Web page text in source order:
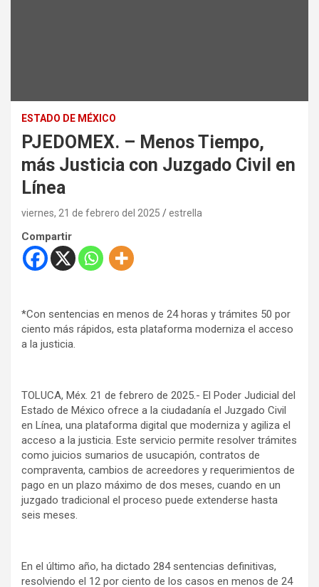
ESTADO DE MÉXICO
PJEDOMEX. – Menos Tiempo,
más Justicia con Juzgado Civil en
Línea
viernes, 21 de febrero del 2025 estrella
Compartir
*Con sentencias en menos de 24 horas y trámites 50 por
ciento más rápidos, esta plataforma moderniza el acceso
a la justicia.
TOLUCA, Méx. 21 de febrero de 2025.- El Poder Judicial del
Estado de México ofrece a la ciudadanía el Juzgado Civil
en Línea, una plataforma digital que moderniza y agiliza el
acceso a la justicia. Este servicio permite resolver trámites
como juicios sumarios de usucapión, contratos de
compraventa, cambios de acreedores y requerimientos de
pago en un plazo máximo de dos meses, cuando en un
juzgado tradicional el proceso puede extenderse hasta
seis meses.
En el último año, ha dictado 284 sentencias definitivas,
resolviendo el 12 por ciento de los casos en menos de 24